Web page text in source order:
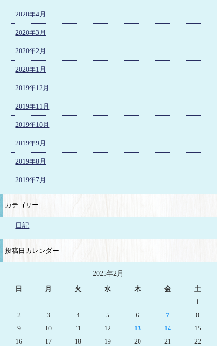
2020年4月
2020年3月
2020年2月
2020年1月
2019年12月
2019年11月
2019年10月
2019年9月
2019年8月
2019年7月
カテゴリー
日記
投稿日カレンダー
2025年2月
日 月 火 水 木 金
土
1
2
3 4 5 6 7
8
9
10 11 12 13 14
15
16
17 18 19 20 21 22